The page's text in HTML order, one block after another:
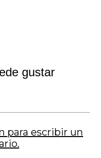
gustar
para escribir un